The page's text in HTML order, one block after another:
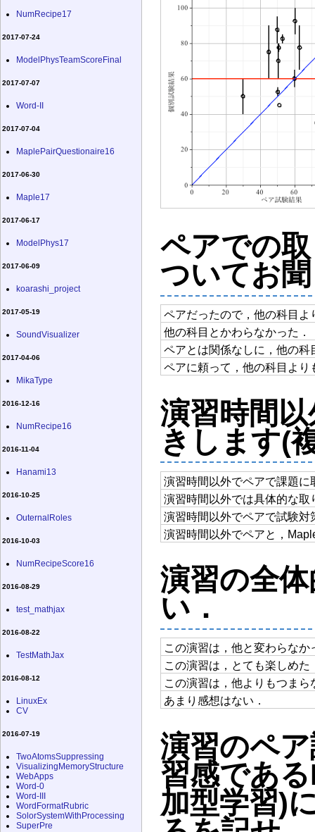
ペアでの
ついてお
ペアだったので，他の科目よ
他の科目とかわらなかった．
ペアとは関係なしに，他の科
ペアに頼って，他の科目より
演習時間
きします(
演習時間以外でペアで課題に
演習時間以外では具体的な取
演習時間以外でペアで試験対
演習時間以外でペアと，
演習の全
い．
この演習は，他と変わらなか
この演習は，とても楽しめた
この演習は，他よりもつまら
あまり感想はない．
演習のペ
習感であ
加型学習)
NumRecipe17
2017-07-24
ModelPhysTeamScoreFinal
2017-07-07
Word-II
2017-07-04
MaplePairQuestionaire16
2017-06-30
Maple17
2017-06-17
ModelPhys17
2017-06-09
koarashi_project
2017-05-19
SoundVisualizer
2017-04-06
MikaType
2016-12-16
NumRecipe16
2016-11-04
Hanami13
2016-10-25
OuternalRoles
2016-10-03
NumRecipeScore16
2016-08-29
test_mathjax
2016-08-22
TestMathJax
2016-08-12
LinuxEx
CV
2016-07-19
TwoAtomsSuppressing
VisualizingMemoryStructure
WebApps
Word-0
Word-III
WordFormatRubric
SolorSystemWithProcessing
SuperPre